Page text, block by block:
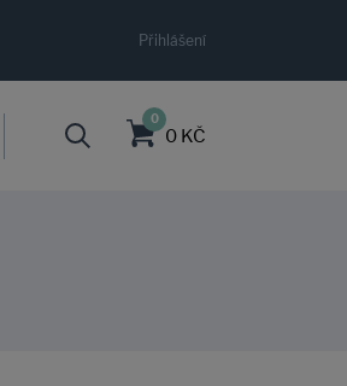
Přihlášení
0
0 KČ